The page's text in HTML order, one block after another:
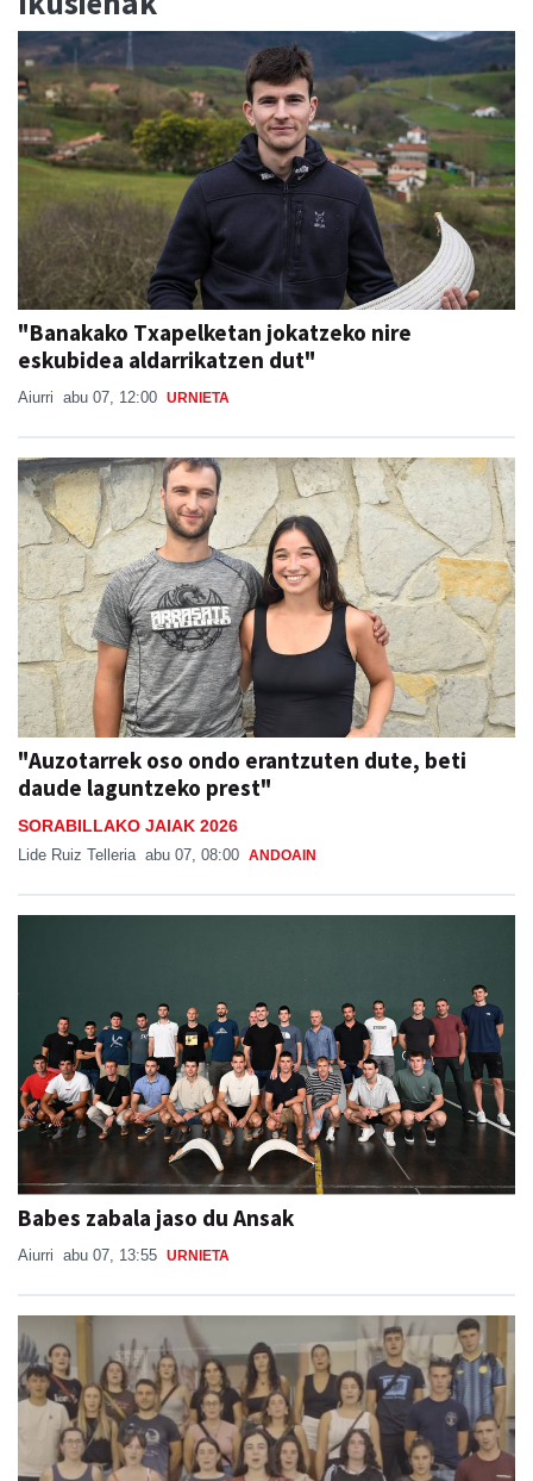
"Banakako Txapelketan jokatzeko nire
eskubidea aldarrikatzen dut"
Aiurri abu 07, 12:00 URNIETA
"Auzotarrek oso ondo erantzuten dute, beti
daude laguntzeko prest"
SORABILLAKO JAIAK 2026
Lide Ruiz Telleria abu 07, 08:00 ANDOAIN
Babes zabala jaso du Ansak
Aiurri abu 07, 13:55 URNIETA